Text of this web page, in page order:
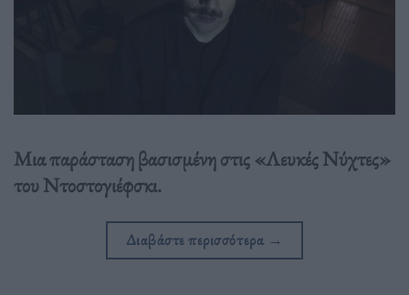
Μια παράσταση βασισμένη στις «Λευκές Νύχτες»
του Ντοστογιέφσκι.
Διαβάστε περισσότερα →